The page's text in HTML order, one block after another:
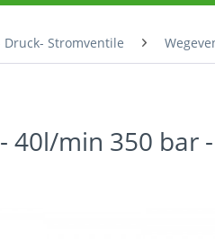
Druck- Stromventile
40l/min 350 bar